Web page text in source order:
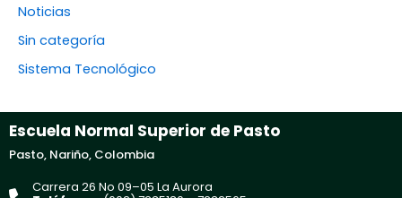
Noticias
Sin categoría
Sistema Tecnológico
Escuela Normal Superior de Pasto
Pasto, Nariño, Colombia
Carrera 26 No 09–05 La Aurora